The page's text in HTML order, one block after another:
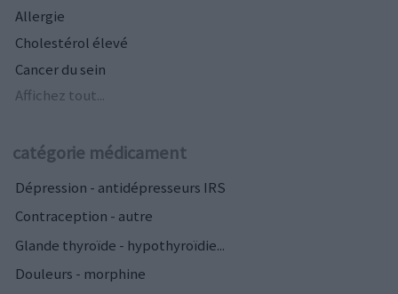
Allergie
Cholestérol élevé
Cancer du sein
Affichez tout...
catégorie médicament
Dépression - antidépresseurs IRS
Contraception - autre
Glande thyroïde - hypothyroïdie...
Douleurs - morphine